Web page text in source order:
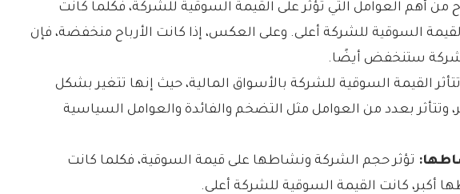
من أهم العوامل التي تؤثر على القيمة السوقية للشركة، فكلما كانت
القيمة السوقية للشركة أعلى. وعلى العكس، إذا كانت الأرباح منخفضة، فإن
ستنخفض أيضًا.
تتأثر القيمة السوقية للشركة بالأسواق المالية، حيث إنها تتغير بشكل
وتتأثر بعدد من العوامل مثل التضخم والفائدة والعوامل السياسية
تؤثر حجم الشركة ونشاطها على قيمة السوقية، فكلما كانت
أكبر، كانت القيمة السوقية للشركة أعلى.